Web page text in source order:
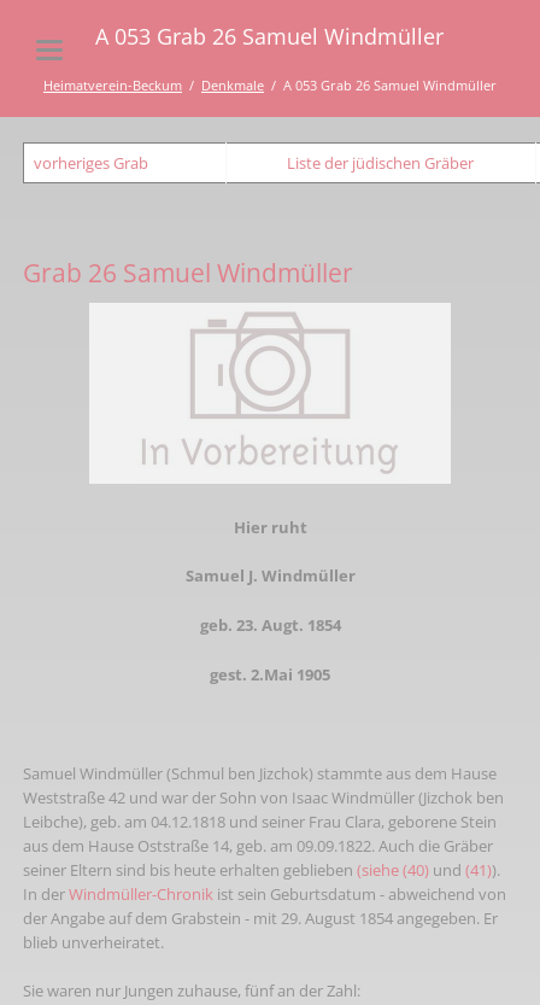
A 053 Grab 26 Samuel Windmüller
Heimatverein-Beckum Denkmale A 053 Grab 26 Samuel Windmüller
vorheriges Grab Liste der jüdischen Gräber
Grab 26 Samuel Windmüller
Hier ruht
Samuel J. Windmüller
geb. 23. Augt. 1854
gest. 2.Mai 1905
Samuel Windmüller (Schmul ben Jizchok) stammte aus dem Hause
Weststraße 42 und war der Sohn von Isaac Windmüller (Jizchok ben
Leibche), geb. am 04.12.1818 und seiner Frau Clara, geborene Stein
aus dem Hause Oststraße 14, geb. am 09.09.1822. Auch die Gräber
seiner Eltern sind bis heute erhalten geblieben (siehe (40)und (41)).
In derWindmüller-Chronik ist sein Geburtsdatum - abweichend von
der Angabe auf dem Grabstein - mit 29. August 1854 angegeben. Er
blieb unverheiratet.
Sie waren nur Jungen zuhause, fünf an der Zahl: